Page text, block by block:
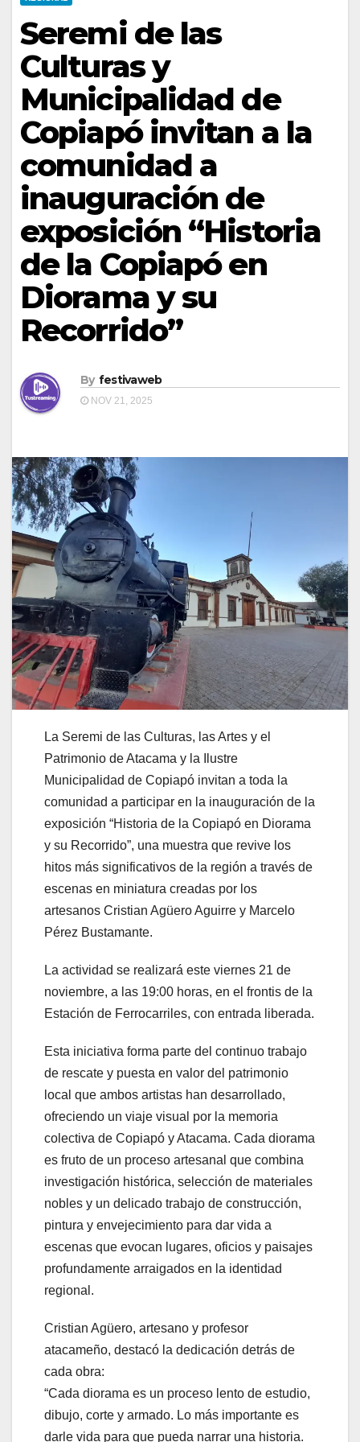
Seremi de las
Culturas y
Municipalidad de
Copiapó invitan a la
comunidad a
inauguración de
exposición “Historia
de la Copiapó en
Diorama y su
Recorrido”
By festivaweb
NOV 21, 2025
La Seremi de las Culturas, las Artes y el
Patrimonio de Atacama y la Ilustre
Municipalidad de Copiapó invitan a toda la
comunidad a participar en la inauguración de la
exposición “Historia de la Copiapó en Diorama
y su Recorrido”, una muestra que revive los
hitos más significativos de la región a través de
escenas en miniatura creadas por los
artesanos Cristian Agüero Aguirre y Marcelo
Pérez Bustamante.
La actividad se realizará este viernes 21 de
noviembre, a las 19:00 horas, en el frontis de la
Estación de Ferrocarriles, con entrada liberada.
Esta iniciativa forma parte del continuo trabajo
de rescate y puesta en valor del patrimonio
local que ambos artistas han desarrollado,
ofreciendo un viaje visual por la memoria
colectiva de Copiapó y Atacama. Cada diorama
es fruto de un proceso artesanal que combina
investigación histórica, selección de materiales
nobles y un delicado trabajo de construcción,
pintura y envejecimiento para dar vida a
escenas que evocan lugares, oficios y paisajes
profundamente arraigados en la identidad
regional.
Cristian Agüero, artesano y profesor
atacameño, destacó la dedicación detrás de
cada obra:
“Cada diorama es un proceso lento de estudio,
dibujo, corte y armado. Lo más importante es
darle vida para que pueda narrar una historia.